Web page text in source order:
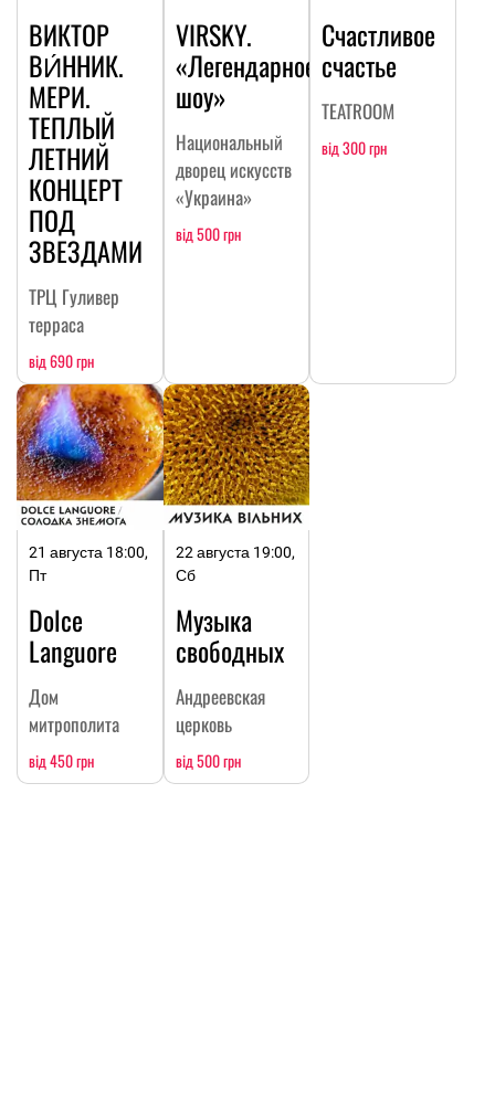
ВИКТОР
ВИ́ННИК.
МЕРИ.
ТЕПЛЫЙ
ЛЕТНИЙ
КОНЦЕРТ
ПОД
ЗВЕЗДАМИ
ТРЦ Гуливер
терраса
від 690 грн
VIRSKY.
«Легендарное
шоу»
Национальный
дворец искусств
«Украина»
від 500 грн
Счастливое
счастье
TEATROOM
від 300 грн
21 августа 18:00,
Пт
Dolce
Languore
Дом
митрополита
від 450 грн
22 августа 19:00,
Сб
Музыка
свободных
Андреевская
церковь
від 500 грн